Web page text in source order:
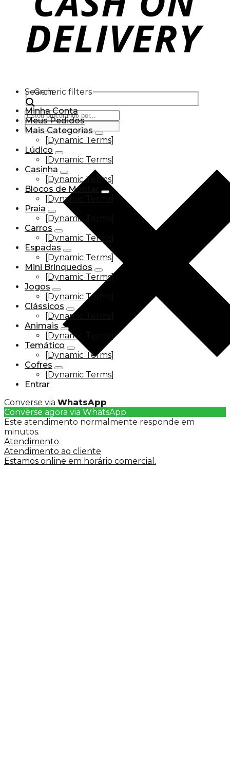
Search
Generic filters
Minha Conta
Meus Pedidos
Mais Categorias
[Dynamic Terms]
Lúdico
[Dynamic Terms]
Casinha
[Dynamic Terms]
Blocos de Montar
[Dynamic Terms]
Praia
[Dynamic Terms]
Carros
[Dynamic Terms]
Espadas
[Dynamic Terms]
Mini Brinquedos
[Dynamic Terms]
Jogos
[Dynamic Terms]
Clássicos
[Dynamic Terms]
Animais
[Dynamic Terms]
Temático
[Dynamic Terms]
Cofres
[Dynamic Terms]
Entrar
Converse via WhatsApp
Converse agora via WhatsApp
Este atendimento normalmente responde em
minutos.
Atendimento
Atendimento ao cliente
Estamos online em horário comercial.